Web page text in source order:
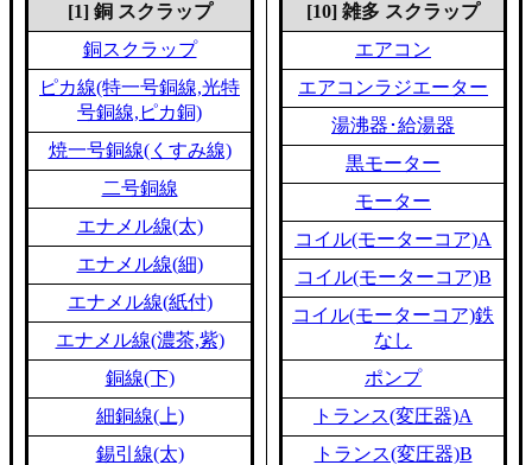
[1] 銅 スクラップ
銅スクラップ
ピカ線(特一号銅線,光特
号銅線,ピカ銅)
焼一号銅線(くすみ線)
二号銅線
エナメル線(太)
エナメル線(細)
エナメル線(紙付)
エナメル線(濃茶,紫)
銅線(下)
細銅線(上)
錫引線(太)
[10] 雑多 スクラップ
エアコン
エアコンラジエーター
湯沸器･給湯器
黒モーター
モーター
コイル(モーターコア)A
コイル(モーターコア)B
コイル(モーターコア)鉄
なし
ポンプ
トランス(変圧器)A
トランス(変圧器)B